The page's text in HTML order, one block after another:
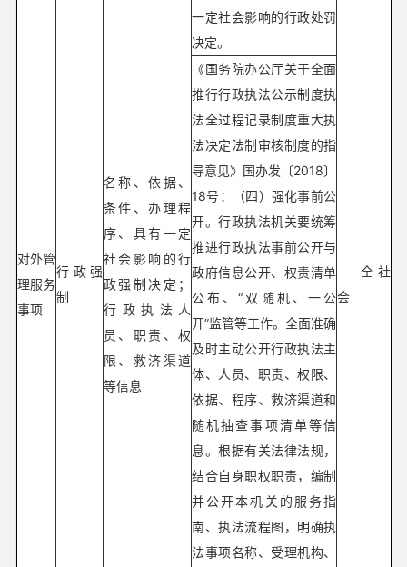
对外管
理服务
事项
行政强
制
名称、依据、
条件、办理程
序、具有一定
社会影响的行
政强制决定；
行政执法人
员、职责、权
限、救济渠道
等信息
一定社会影响的行政处罚
决定。
全社
会
《国务院办公厅关于全面
推行行政执法公示制度执
法全过程记录制度重大执
法决定法制审核制度的指
导意见》国办发〔2018〕
18号：（四）强化事前公
开。行政执法机关要统筹
推进行政执法事前公开与
政府信息公开、权责清单
公布、“双随机、一公
开”监管等工作。全面准确
及时主动公开行政执法主
体、人员、职责、权限、
依据、程序、救济渠道和
随机抽查事项清单等信
息。根据有关法律法规，
结合自身职权职责，编制
并公开本机关的服务指
南、执法流程图，明确执
法事项名称、受理机构、